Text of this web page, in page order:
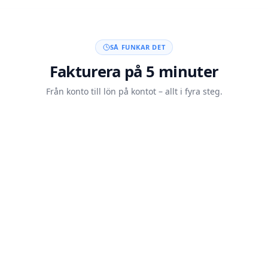
SÅ FUNKAR DET
Fakturera på 5 minuter
Från konto till lön på kontot – allt i fyra steg.